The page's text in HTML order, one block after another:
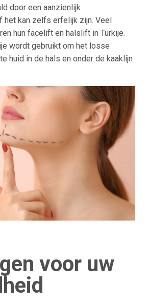
door een aanzienlijk
het kan zelfs erfelijk zijn. Veel
hun facelift en halslift in Turkije.
wordt gebruikt om het losse
huid in de hals en onder de kaaklijn
voor uw